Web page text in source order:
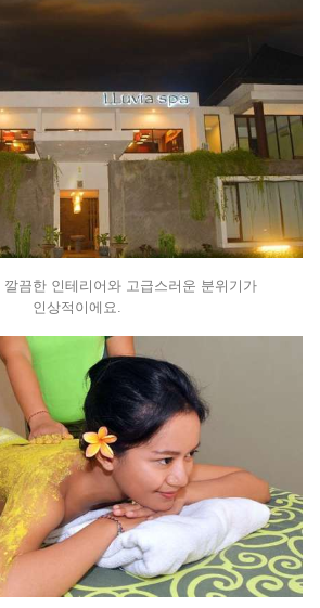
끔한 인테리어와 고급스러운 분위기가
인상적이에요.